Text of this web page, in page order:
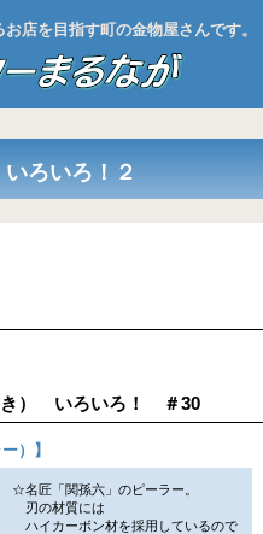
店を目指す町の金物屋さんです。
ろいろ！２
き） いろいろ！ ＃30
） 】
☆名匠「関孫六」のピーラー。
刃の材質には
ハイカーボン材を採用しているので